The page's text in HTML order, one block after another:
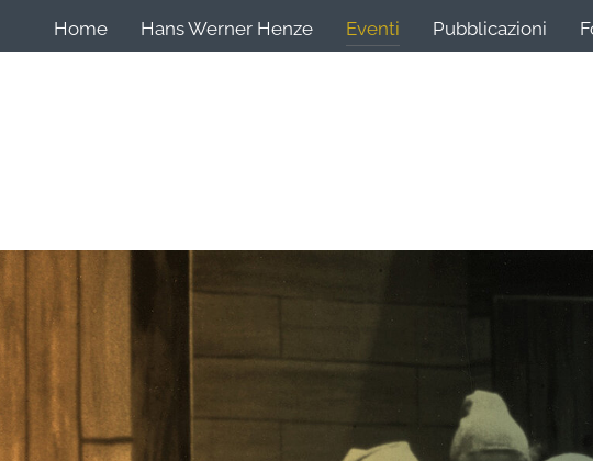
Home Hans Werner Henze Eventi Pubblicazioni